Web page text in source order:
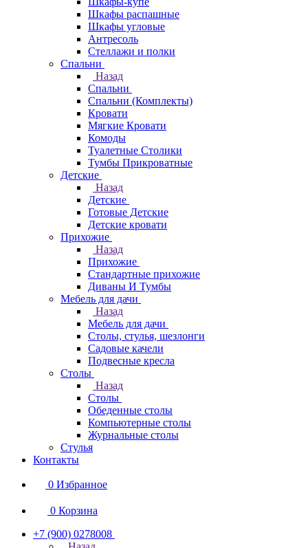
Шкафы распашные
Шкафы угловые
Антресоль
Стеллажи и полки
Спальни
Назад
Спальни
Спальни (Комплекты)
Кровати
Мягкие Кровати
Комоды
Туалетные Столики
Тумбы Прикроватные
Детские
Назад
Детские
Готовые Детские
Детские кровати
Прихожие
Назад
Прихожие
Стандартные прихожие
Диваны И Тумбы
Мебель для дачи
Назад
Мебель для дачи
Столы, стулья, шезлонги
Садовые качели
Подвесные кресла
Столы
Назад
Столы
Обеденные столы
Компьютерные столы
Журнальные столы
Стулья
Контакты
0 Избранное
0 Корзина
+7 (900) 0278008